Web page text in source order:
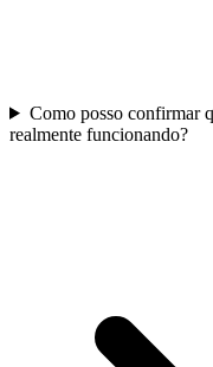
Como posso confirmar
realmente funcionando?